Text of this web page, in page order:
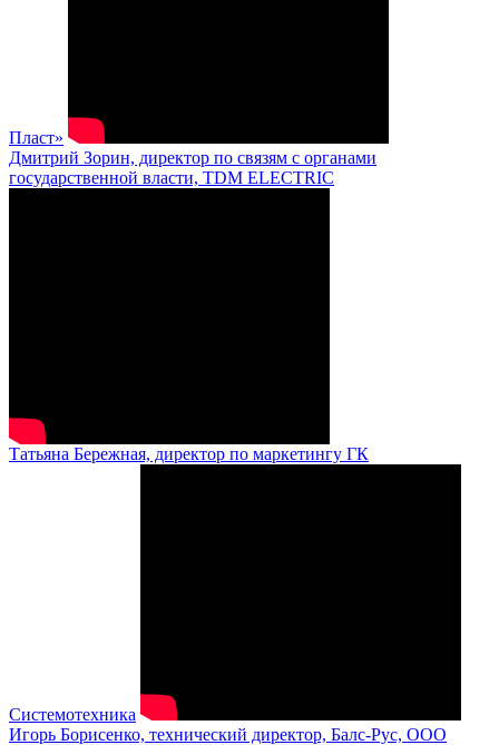
Пласт»
Дмитрий Зорин, директор по связям с органами
государственной власти, TDM ELECTRIC
Татьяна Бережная, директор по маркетингу ГК
Системотехника
Игорь Борисенко, технический директор, Балс-Рус, ООО